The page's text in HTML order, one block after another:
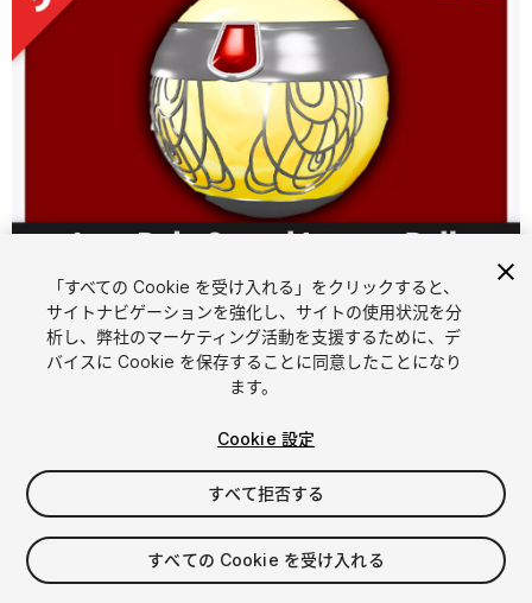
FREE
マイアセットに追加する
「すべての Cookie を受け入れる」をクリックすると、
サイトナビゲーションを強化し、サイトの使用状況を分
析し、弊社のマーケティング活動を支援するために、デ
バイスに Cookie を保存することに同意したことになり
ます。
Cookie 設定
すべて拒否する
すべての Cookie を受け入れる